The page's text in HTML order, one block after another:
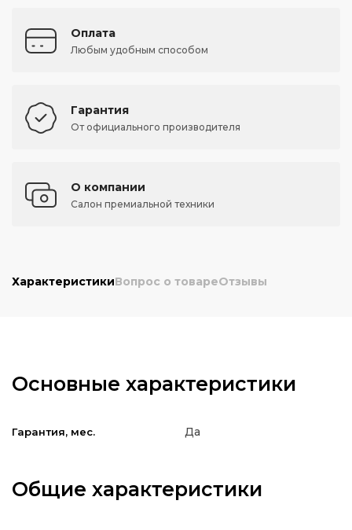
Оплата
Любым удобным способом
Гарантия
От официального производителя
О компании
Салон премиальной техники
ХарактеристикиВопрос о товареОтзывы
Основные характеристики
Гарантия, мес. Да
Общие характеристики